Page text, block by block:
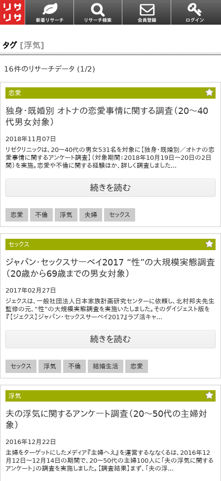
タグ [浮気]
16件のリサーチデータ (1/2)
恋愛
独身・既婚別 オトナの恋愛事情に関する調査（20～40
代男女対象）
2018年11月07日
リゼクリニックは、20～40代の男女531名を対象に【独身・既婚別／オトナの恋
愛事情に関するアンケート調査】（対象期間：2018年10月19日～20日の2日
間）を実施。恋愛や不倫に関する経験ほか、詳しく調査しました...
続きを読む
恋愛 不倫 浮気 夫婦 セックス
セックス
ジャパン・セックスサーベイ2017 “性”の大規模実態調査
（20歳から69歳までの男女対象）
2017年02月27日
ジェクスは、一般社団法人日本家族計画研究センターに依頼し、北村邦夫先生
監修の元、“性”の大規模実態調査を実施いたしました。そのダイジェスト版を
『【ジェクス】ジャパン・セックスサーベイ2017』ラブ活キャ...
続きを読む
セックス 浮気 不倫 結婚生活 恋愛
浮気
夫の浮気に関するアンケート調査（20～50代の主婦対
象）
2016年12月22日
主婦をターゲットにしたメディア『主婦へえ』を運営するななくるは、2016年12
月12日～12月14日の期間で、20～50代の主婦100人に「夫の浮気に関する
アンケート」の調査を実施しました。【調査結果】まず、「夫の浮...